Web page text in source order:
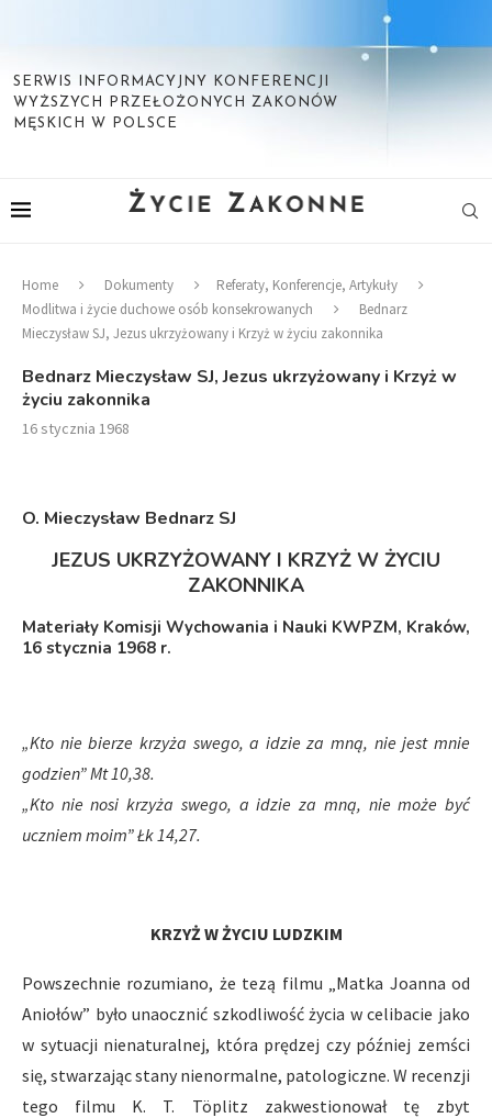
SERWIS INFORMACYJNY KONFERENCJI
WYŻSZYCH PRZEŁOŻONYCH ZAKONÓW
MĘSKICH W POLSCE
Home Dokumenty
Referaty, Konferencje, Artykuły
Modlitwa i życie duchowe osób konsekrowanych
Bednarz
Mieczysław SJ, Jezus ukrzyżowany i Krzyż w życiu zakonnika
Bednarz Mieczysław SJ, Jezus ukrzyżowany i Krzyż w
życiu zakonnika
16 stycznia 1968
O. Mieczysław Bednarz SJ
JEZUS UKRZYŻOWANY I KRZYŻ W ŻYCIU
ZAKONNIKA
Materiały Komisji Wychowania i Nauki KWPZM, Kraków,
16 stycznia 1968 r.
„Kto nie bierze krzyża swego, a idzie za mną, nie jest mnie
godzien” Mt 10,38.
„Kto nie nosi krzyża swego, a idzie za mną, nie może być
uczniem moim” Łk 14,27.
KRZYŻ W ŻYCIU LUDZKIM
Powszechnie rozumiano, że tezą filmu „Matka Joanna od
Aniołów” było unaocznić szkodliwość życia w celibacie jako
w sytuacji nienaturalnej, która prędzej czy później zemści
się, stwarzając stany nienormalne, patologiczne. W recenzji
tego filmu K. T. Töplitz zakwestionował tę zbyt